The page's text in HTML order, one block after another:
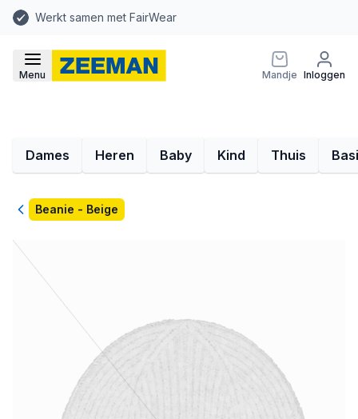
Werkt samen met FairWear
Menu Mandje Inloggen
Dames Heren Baby Kind Thuis
TerugBeanie - Beige